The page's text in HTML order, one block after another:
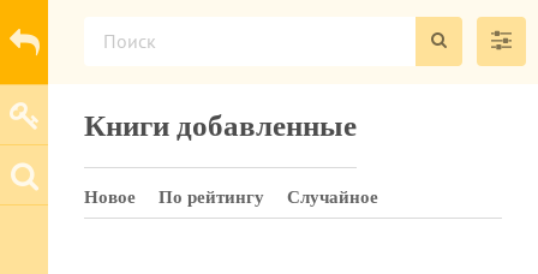
Книги добавленные
Новое По рейтингу Случайное